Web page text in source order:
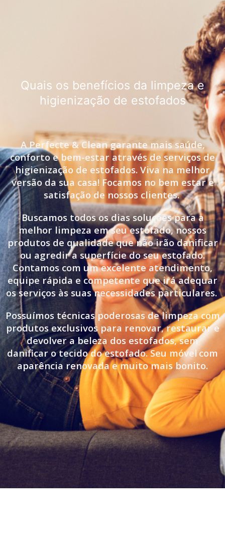
Quais os benefícios da limpeza e
higienização de estofados
A Perfecte & Clean garante mais saúde,
conforto e bem-estar através de serviços de
higienização de estofados. Viva na melhor
versão da sua casa! Focamos no bem estar e
satisfação de nossos clientes.
Buscamos todos os dias soluções para a
melhor limpeza em seu estofado, nossos
produtos de qualidade que não irão danificar
ou agredir a superfície do seu estofado.
Contamos com um excelente atendimento,
equipe rápida e competente que irá adequar
os serviços às suas necessidades particulares.
Possuímos técnicas poderosas de limpeza com
produtos exclusivos para renovar, restaurar e
devolver a beleza dos estofados, sem
danificar o tecido do estofado. Seu móvelcom
aparência renovada e muito mais bonito.